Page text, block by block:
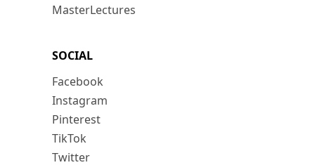
MasterLectures
SOCIAL
Facebook
Instagram
Pinterest
TikTok
Twitter